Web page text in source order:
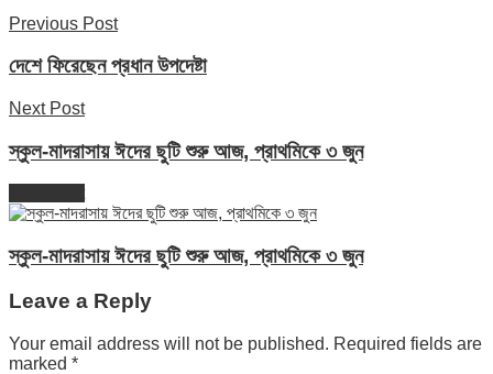
Previous Post
দেশে ফিরেছেন প্রধান উপদেষ্টা
Next Post
স্কুল-মাদরাসায় ঈদের ছুটি শুরু আজ, প্রাথমিকে ৩ জুন
স্কুল-মাদরাসায় ঈদের ছুটি শুরু আজ, প্রাথমিকে ৩ জুন
Leave a Reply
Your email address will not be published. Required fields are
marked *